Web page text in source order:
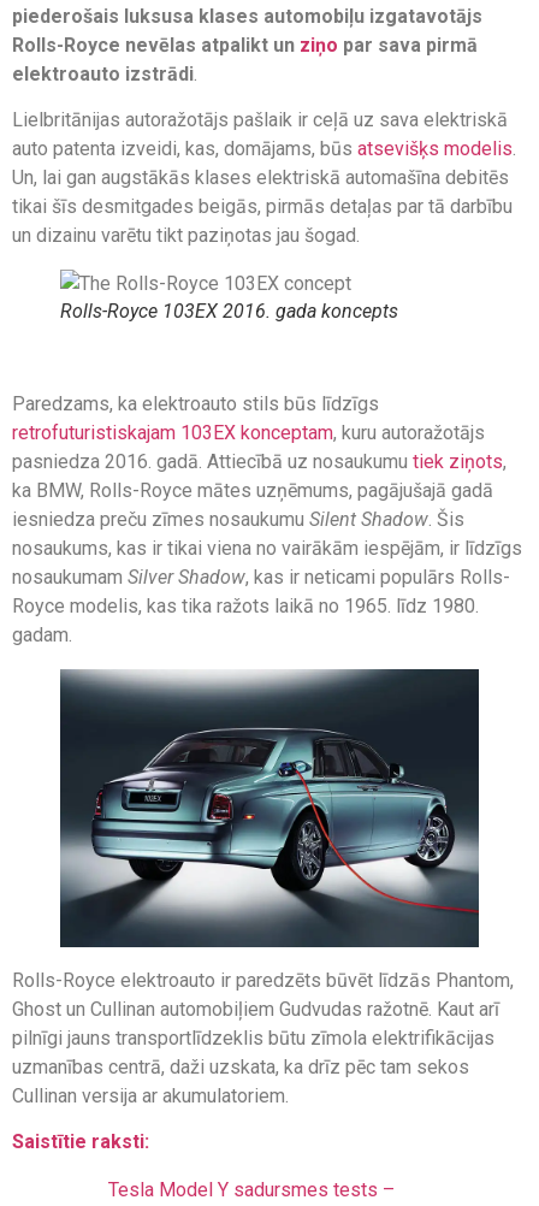
piederošais luksusa klases automobiļu izgatavotājs
Rolls-Royce nevēlas atpalikt un ziņo par sava pirmā
elektroauto izstrādi
Lielbritānijas autoražotājs pašlaik ir ceļā uz sava elektriskā
auto patenta izveidi, kas, domājams, būs atsevišķs modelis.
Un, lai gan augstākās klases elektriskā automašīna debitēs
tikai šīs desmitgades beigās, pirmās detaļas par tā darbību
un dizainu varētu tikt paziņotas jau šogad.
Rolls-Royce 103EX 2016. gada koncepts
Paredzams, ka elektroauto stils būs līdzīgs
retrofuturistiskajam 103EX konceptam, kuru autoražotājs
pasniedza 2016. gadā. Attiecībā uz nosaukumu tiek ziņots,
ka BMW, Rolls-Royce mātes uzņēmums, pagājušajā gadā
iesniedza preču zīmes nosaukumu Silent Shadow. Šis
nosaukums, kas ir tikai viena no vairākām iespējām, ir līdzīgs
nosaukumam Silver Shadow, kas ir neticami populārs Rolls-
Royce modelis, kas tika ražots laikā no 1965. līdz 1980.
gadam.
Rolls-Royce elektroauto ir paredzēts būvēt līdzās Phantom,
Ghost un Cullinan automobiļiem Gudvudas ražotnē. Kaut arī
pilnīgi jauns transportlīdzeklis būtu zīmola elektrifikācijas
uzmanības centrā, daži uzskata, ka drīz pēc tam sekos
Cullinan versija ar akumulatoriem.
Saistītie raksti:
Tesla Model Y sadursmes tests –